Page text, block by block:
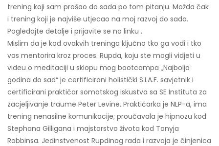
trening koji sam prošao do sada po tom pitanju. Možda čak
i trening koji je najviše utjecao na moj razvoj do sada.
Pogledajte detalje i prijavite se na linku .
Mislim da je kod ovakvih treninga ključno tko ga vodi i tko
vas mentorira kroz proces. Rupda, koju ste mogli vidjeti u
videu o meditaciji u sklopu mog bootcampa „Najbolja
godina do sad“ je certificirani holistički S.I.A.F. savjetnik i
certificirani praktičar somatskog iskustva sa SE Instituta za
zacjeljivanje traume Peter Levine. Praktičarka je NLP-a, ima
trening nenasilne komunikacije; proučavala je hipnozu kod
Stephana Gilligana i majstorstvo života kod Tonyja
Robbinsa. Jedinstvenost Rupdinog rada i razvoja je činjenica